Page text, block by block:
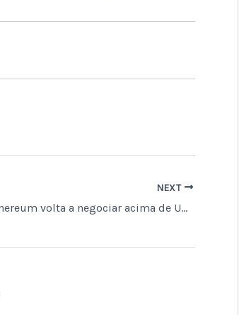
NEXT
Ethereum volta a negociar acima de US$ 1.700 após alta de 6% em 24 horas